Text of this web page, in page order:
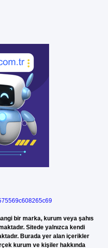
bir marka, kurum veya şahıs
Sitede yalnızca kendi
Burada yer alan içerikler
kurum ve kişiler hakkında